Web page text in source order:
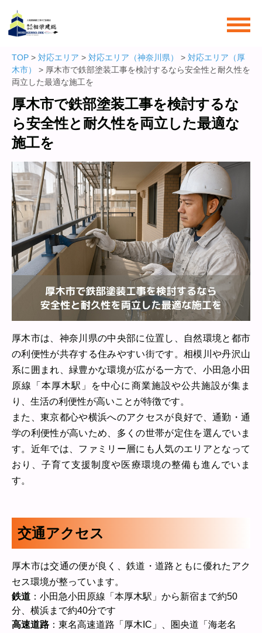
TOP > 対応エリア > 対応エリア（神奈川県） > 対応エリア（厚
木市）
> 厚木市で鉄部塗装工事を検討するなら安全性と耐久性を
両立した最適な施工を
厚木市で鉄部塗装工事を検討するな
ら安全性と耐久性を両立した最適な
施工を
厚木市は、神奈川県の中央部に位置し、自然環境と都市
の利便性が共存する住みやすい街です。相模川や丹沢山
系に囲まれ、緑豊かな環境が広がる一方で、小田急小田
原線「本厚木駅」を中心に商業施設や公共施設が集ま
り、生活の利便性が高いことが特徴です。
また、東京都心や横浜へのアクセスが良好で、通勤・通
学の利便性が高いため、多くの世帯が定住を選んでいま
す。近年では、ファミリー層にも人気のエリアとなって
おり、子育て支援制度や医療環境の整備も進んでいま
す。
交通アクセス
厚木市は交通の便が良く、鉄道・道路ともに優れたアク
セス環境が整っています。
鉄道 ：小田急小田原線「本厚木駅」から新宿まで約50
分、横浜まで約40分です
高速道路 ：東名高速道路「厚木IC」、圏央道「海老名